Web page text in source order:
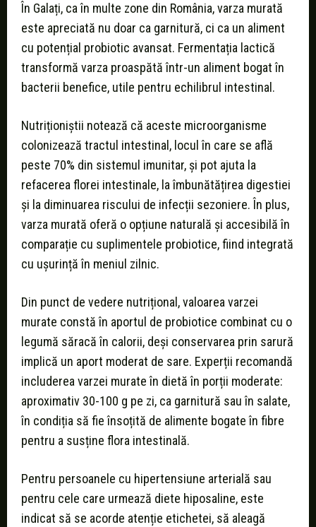
În Galați, ca în multe zone din România, varza murată
este apreciată nu doar ca garnitură, ci ca un aliment
cu potențial probiotic avansat. Fermentația lactică
transformă varza proaspătă într-un aliment bogat în
bacterii benefice, utile pentru echilibrul intestinal.
Nutriționiștii notează că aceste microorganisme
colonizează tractul intestinal, locul în care se află
peste 70% din sistemul imunitar, și pot ajuta la
refacerea florei intestinale, la îmbunătățirea digestiei
și la diminuarea riscului de infecții sezoniere. În plus,
varza murată oferă o opțiune naturală și accesibilă în
comparație cu suplimentele probiotice, fiind integrată
cu ușurință în meniul zilnic.
Din punct de vedere nutrițional, valoarea varzei
murate constă în aportul de probiotice combinat cu o
legumă săracă în calorii, deși conservarea prin sarură
implică un aport moderat de sare. Experții recomandă
includerea varzei murate în dietă în porții moderate:
aproximativ 30-100 g pe zi, ca garnitură sau în salate,
în condiția să fie însoțită de alimente bogate în fibre
pentru a susține flora intestinală.
Pentru persoanele cu hipertensiune arterială sau
pentru cele care urmează diete hiposaline, este
indicat să se acorde atenție etichetei, să aleagă